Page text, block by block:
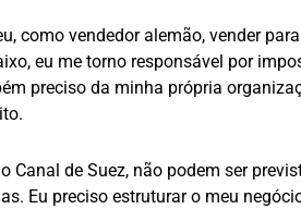
como vendedor alemão, vender
eu me torno responsável por
preciso da minha própria
Canal de Suez, não podem ser
Eu preciso estruturar o meu